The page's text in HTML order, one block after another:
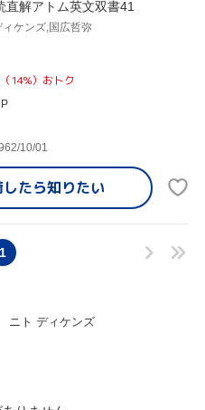
直解アトム英文双書41
ケンズ,国広哲弥
14%）おトク
10/01
したら知りたい
1
ニト ディケンズ